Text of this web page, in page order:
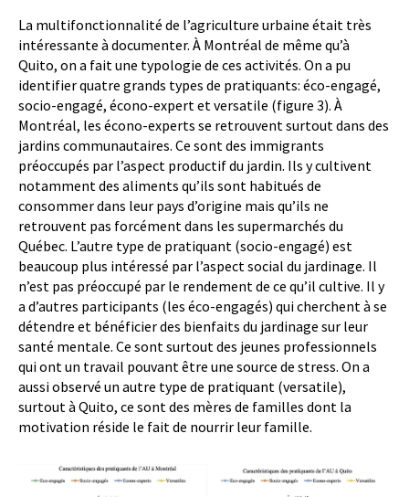
La multifonctionnalité de l’agriculture urbaine était très
intéressante à documenter. À Montréal de même qu’à
Quito, on a fait une typologie de ces activités. On a pu
identifier quatre grands types de pratiquants: éco-engagé,
socio-engagé, écono-expert et versatile (figure 3). À
Montréal, les écono-experts se retrouvent surtout dans des
jardins communautaires. Ce sont des immigrants
préoccupés par l’aspect productif du jardin. Ils y cultivent
notamment des aliments qu’ils sont habitués de
consommer dans leur pays d’origine mais qu’ils ne
retrouvent pas forcément dans les supermarchés du
Québec. L’autre type de pratiquant (socio-engagé) est
beaucoup plus intéressé par l’aspect social du jardinage. Il
n’est pas préoccupé par le rendement de ce qu’il cultive. Il y
a d’autres participants (les éco-engagés) qui cherchent à se
détendre et bénéficier des bienfaits du jardinage sur leur
santé mentale. Ce sont surtout des jeunes professionnels
qui ont un travail pouvant être une source de stress. On a
aussi observé un autre type de pratiquant (versatile),
surtout à Quito, ce sont des mères de familles dont la
motivation réside le fait de nourrir leur famille.